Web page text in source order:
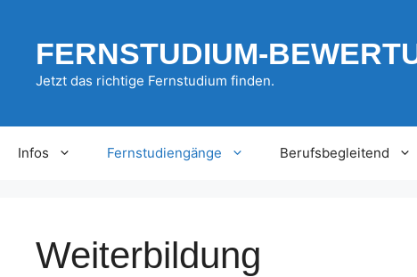
springenFERNSTUDIUM-
Jetzt das richtige Fernstudium finden.
Infos Fernstudiengänge Berufsbegleitend
Weiterbildung